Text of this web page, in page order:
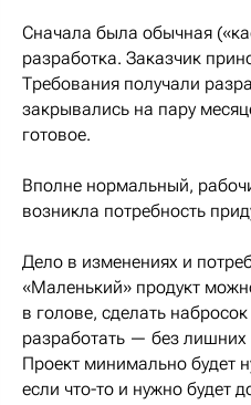
Сначала была обычная
разработка. Заказчик
Требования получали
закрывались на пару
готовое.
Вполне нормальный,
возникла потребность
Дело в изменениях и
«Маленький» продукт
в голове, сделать
разработать — без
Проект минимально будет
если что-то и нужно будет